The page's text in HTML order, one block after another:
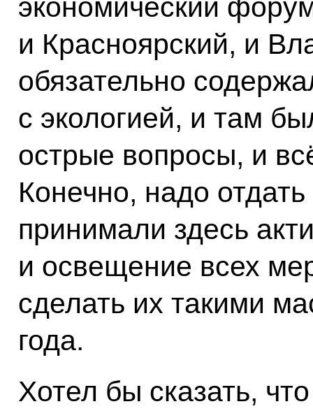
экономический
и Красноярский, и
обязательно
с экологией, и там
острые вопросы, и
Конечно, надо
принимали здесь
и освещение всех
сделать их такими
года.
Хотел бы сказать,